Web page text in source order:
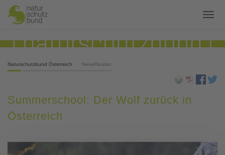
Naturschutzbund Österreich NewsReader
Summerschool: Der Wolf zurück in
Österreich